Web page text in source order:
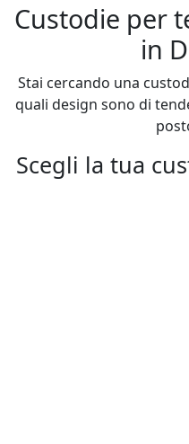
Custodie per
in
Stai cercando una
quali design sono di
Scegli la tua